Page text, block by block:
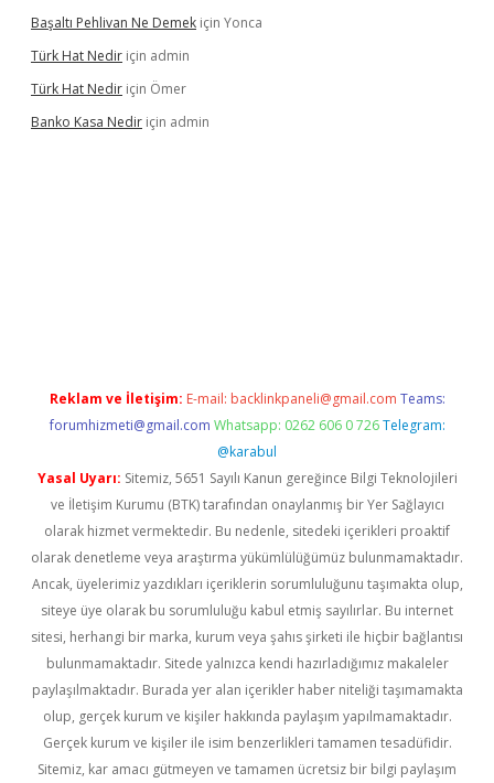
Başaltı Pehlivan Ne Demek için Yonca
Türk Hat Nedir için admin
Türk Hat Nedir için Ömer
Banko Kasa Nedir için admin
Reklam ve İletişim: E-mail: backlinkpaneli@gmail.com Teams:
forumhizmeti@gmail.com Whatsapp: 0262 606 0 726 Telegram:
@karabul
Yasal Uyarı: Sitemiz, 5651 Sayılı Kanun gereğince Bilgi Teknolojileri
ve İletişim Kurumu (BTK) tarafından onaylanmış bir Yer Sağlayıcı
olarak hizmet vermektedir. Bu nedenle, sitedeki içerikleri proaktif
olarak denetleme veya araştırma yükümlülüğümüz bulunmamaktadır.
Ancak, üyelerimiz yazdıkları içeriklerin sorumluluğunu taşımakta olup,
siteye üye olarak bu sorumluluğu kabul etmiş sayılırlar. Bu internet
sitesi, herhangi bir marka, kurum veya şahıs şirketi ile hiçbir bağlantısı
bulunmamaktadır. Sitede yalnızca kendi hazırladığımız makaleler
paylaşılmaktadır. Burada yer alan içerikler haber niteliği taşımamakta
olup, gerçek kurum ve kişiler hakkında paylaşım yapılmamaktadır.
Gerçek kurum ve kişiler ile isim benzerlikleri tamamen tesadüfidir.
Sitemiz, kar amacı gütmeyen ve tamamen ücretsiz bir bilgi paylaşım